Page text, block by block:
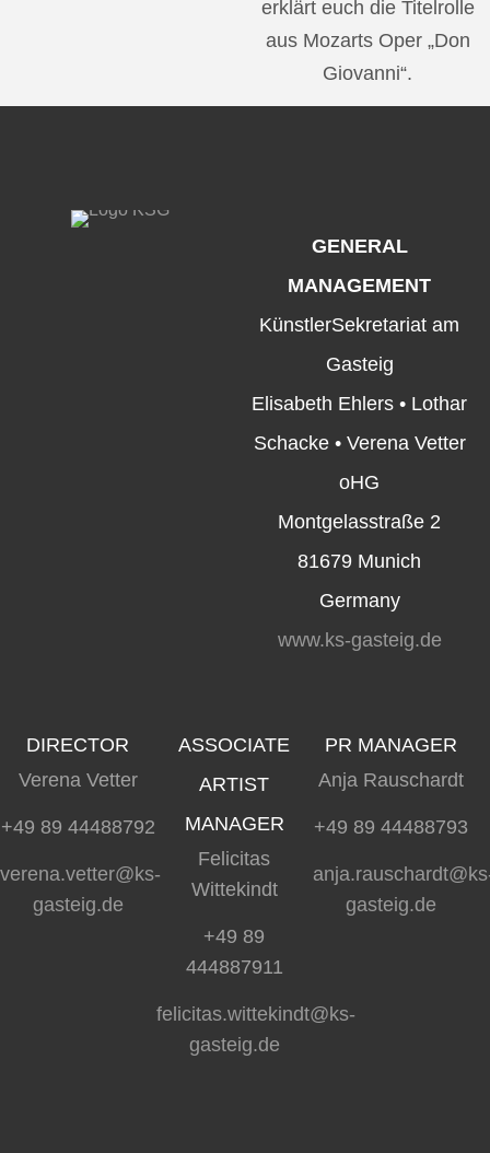
erklärt euch die Titelrolle
aus Mozarts Oper „Don
Giovanni“.
GENERAL
MANAGEMENT
KünstlerSekretariat am
Gasteig
Elisabeth Ehlers • Lothar
Schacke • Verena Vetter
oHG
Montgelasstraße 2
81679 Munich
Germany
www.ks-gasteig.de
DIRECTOR
Verena Vetter
+49 89 44488792
verena.vetter@ks-
gasteig.de
ASSOCIATE
ARTIST
MANAGER
Felicitas
Wittekindt
+49 89
444887911
felicitas.wittekindt@ks-
gasteig.de
PR MANAGER
Anja Rauschardt
+49 89 44488793
gasteig.de